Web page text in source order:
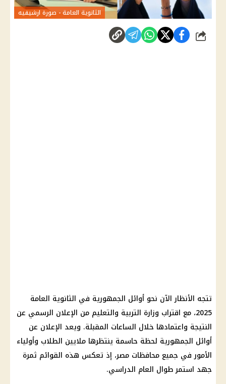
الثانوية العامة - صورة ارشيفيه
شارك
تتجه الأنظار الآن نحو أوائل الجمهورية في الثانوية العامة
2025، مع اقتراب وزارة التربية والتعليم من الإعلان الرسمي عن
النتيجة واعتمادها خلال الساعات المقبلة. ويعد الإعلان عن
أوائل الجمهورية لحظة حاسمة ينتظرها ملايين الطلاب وأولياء
الأمور في جميع محافظات مصر، إذ تعكس هذه القوائم ثمرة
جهد استمر طوال العام الدراسي.